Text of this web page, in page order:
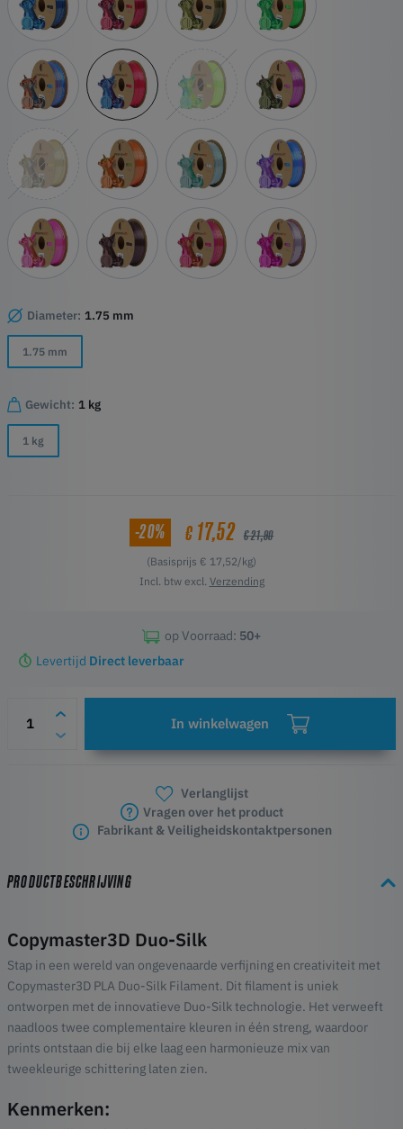
Zijdezachte textuur
Hoogwaardige PLA-basis
Precisie Detailing
Diameter: 1.75 mm
1.75 mm
Gewicht: 1 kg
1 kg
-20% € 17,52 € 21,90
(Basisprijs € 17,52/kg)
Incl. btw excl. Verzending
op Voorraad: 50+
Levertijd Direct leverbaar
In winkelwagen
Verlanglijst
Vragen over het product
Fabrikant & Veiligheidskontaktpersonen
PRODUCTBESCHRIJVING
Copymaster3D Duo-Silk
Stap in een wereld van ongevenaarde verfijning en creativiteit met
Copymaster3D PLA Duo-Silk Filament. Dit filament is uniek
ontworpen met de innovatieve Duo-Silk technologie. Het verweeft
naadloos twee complementaire kleuren in één streng, waardoor
prints ontstaan die bij elke laag een harmonieuze mix van
tweekleurige schittering laten zien.
Kenmerken: